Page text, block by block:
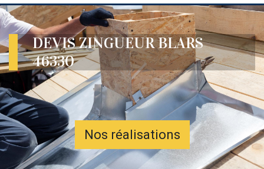
DEVIS ZINGUEUR BLARS
46330
Nos réalisations